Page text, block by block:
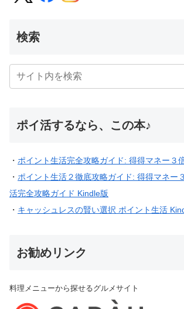
検索
ポイ活するなら、この本♪
・ ポイント生活完全攻略ガイド: 得得マネー３
・ ポイント生活２徹底攻略ガイド: 得得マネー
活完全攻略ガイド Kindle版
・ キャッシュレスの賢い選択 ポイント生活
お勧めリンク
料理メニューから探せるグルメサイト